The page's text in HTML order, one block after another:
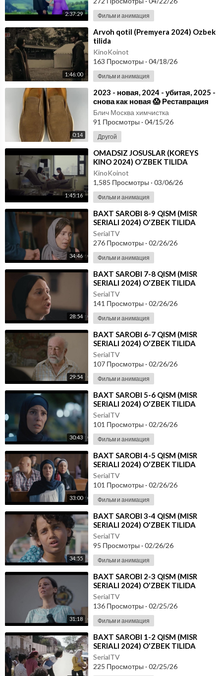
2:37:29 Фильм и анимация
1:46:00
⁣Arvoh qotil (Premyera 2024) Ozbek
tilida
KinoKoinot
163 Просмотры · 04/18/26
Фильм и анимация
0:14
⁣2023 - новая, 2024 - убитая, 2025 -
снова как новая 😱 Реставрация
обуви. Качественный ремонт
Блич Москва химчистка
91 Просмотры · 04/15/26
Другой
1:45:16
⁣OMADSIZ JOSUSLAR (KOREYS
KINO 2024) O'ZBEK TILIDA
KinoKoinot
1,585 Просмотры · 03/06/26
Фильм и анимация
34:46
⁣BAXT SAROBI 8-9 QISM (MISR
SERIALI 2024) O'ZBEK TILIDA
SerialTV
276 Просмотры · 02/26/26
Фильм и анимация
28:54
⁣BAXT SAROBI 7-8 QISM (MISR
SERIALI 2024) O'ZBEK TILIDA
SerialTV
141 Просмотры · 02/26/26
Фильм и анимация
29:54
⁣BAXT SAROBI 6-7 QISM (MISR
SERIALI 2024) O'ZBEK TILIDA
SerialTV
107 Просмотры · 02/26/26
Фильм и анимация
30:43
⁣BAXT SAROBI 5-6 QISM (MISR
SERIALI 2024) O'ZBEK TILIDA
SerialTV
101 Просмотры · 02/26/26
Фильм и анимация
33:00
⁣BAXT SAROBI 4-5 QISM (MISR
SERIALI 2024) O'ZBEK TILIDA
SerialTV
101 Просмотры · 02/26/26
Фильм и анимация
34:55
⁣BAXT SAROBI 3-4 QISM (MISR
SERIALI 2024) O'ZBEK TILIDA
SerialTV
95 Просмотры · 02/26/26
Фильм и анимация
31:18
⁣BAXT SAROBI 2-3 QISM (MISR
SERIALI 2024) O'ZBEK TILIDA
SerialTV
136 Просмотры · 02/25/26
Фильм и анимация
⁣BAXT SAROBI 1-2 QISM (MISR
SERIALI 2024) O'ZBEK TILIDA
SerialTV
225 Просмотры · 02/25/26